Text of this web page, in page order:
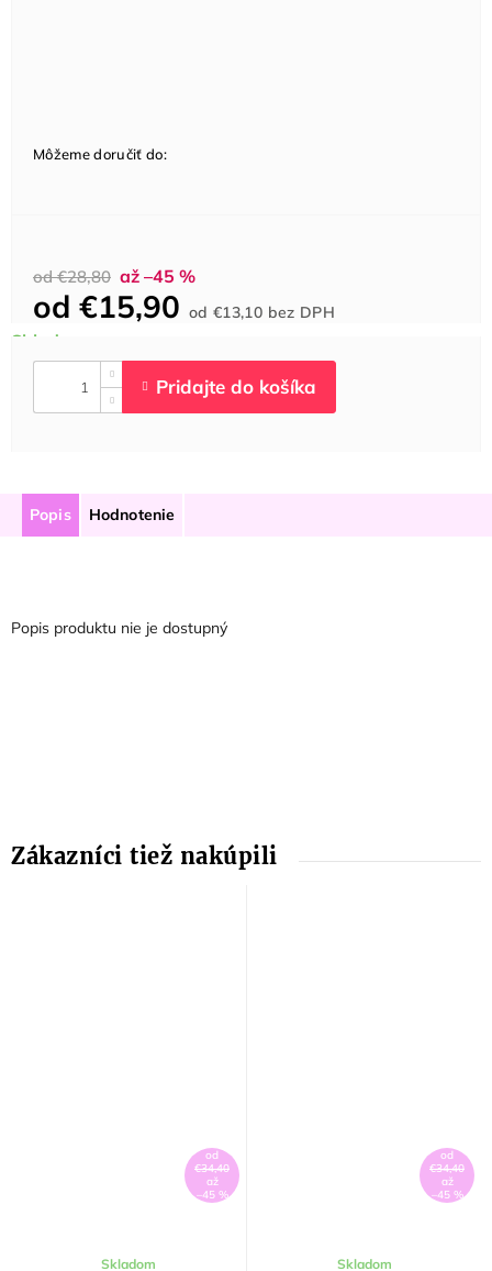
od €28,80 až –45 %
od €15,90 od€13,10 bez DPHcena:
Môžeme doručiť do:
Popis Hodnotenie
Popis produktu nie je dostupný
od
€34,40
až
–45 %
Skladom
od
€34,40
až
–45 %
Skladom